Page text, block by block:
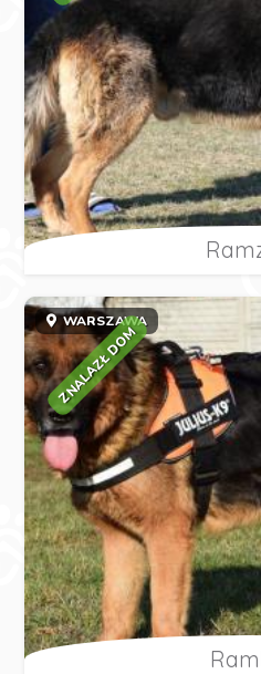
WARSZAWA
ZNALAZŁ DOM